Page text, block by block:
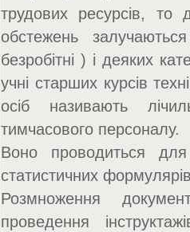
трудових ресурсів, то
обстежень
безробітні ) і деяких
учні старших курсів
осіб називають
тимчасового персоналу.
Воно проводиться
статистичних
Розмноження
проведення